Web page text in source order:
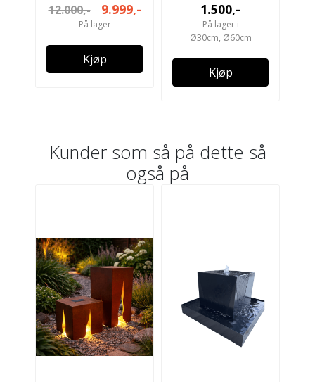
12.000,- 9.999,-
På lager
Kjøp
1.500,-
På lager i
Ø30cm, Ø60cm
Kjøp
Kunder som så på dette så
også på